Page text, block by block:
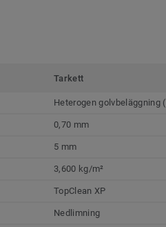
Tarkett
Heterogen golvbeläggning
0,70 mm
5 mm
3,600 kg/m²
TopClean XP
Nedlimning